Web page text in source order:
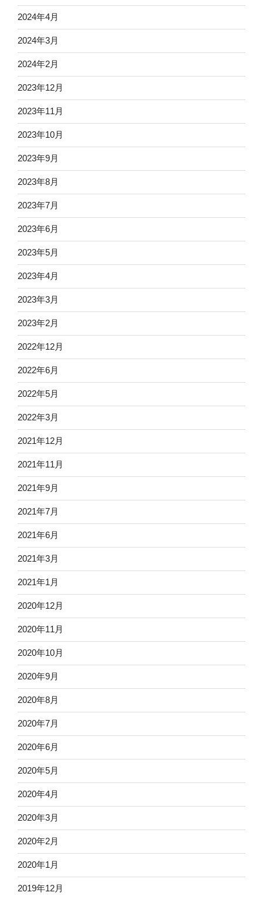
2024年4月
2024年3月
2024年2月
2023年12月
2023年11月
2023年10月
2023年9月
2023年8月
2023年7月
2023年6月
2023年5月
2023年4月
2023年3月
2023年2月
2022年12月
2022年6月
2022年5月
2022年3月
2021年12月
2021年11月
2021年9月
2021年7月
2021年6月
2021年3月
2021年1月
2020年12月
2020年11月
2020年10月
2020年9月
2020年8月
2020年7月
2020年6月
2020年5月
2020年4月
2020年3月
2020年2月
2020年1月
2019年12月